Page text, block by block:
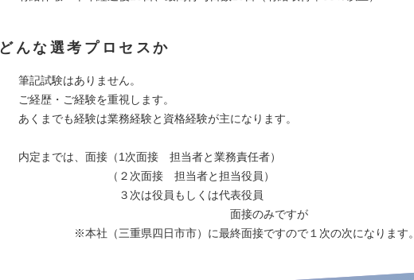
どんな選考プロセスか
筆記試験はありません。
ご経歴・ご経験を重視します。
あくまでも経験は業務経験と資格経験が主になります。
内定までは、面接（1次面接 担当者と業務責任者）
（２次面接 担当者と担当役員）
３次は役員もしくは代表役員
面接のみですが
※本社（三重県四日市市）に最終面接ですので１次の次になります。